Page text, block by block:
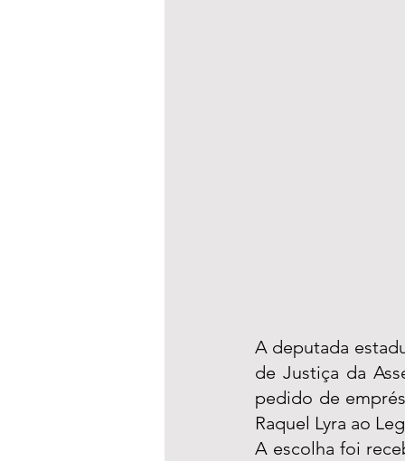
A deputada
de Justiça da
pedido de
Raquel Lyra ao
A escolha foi